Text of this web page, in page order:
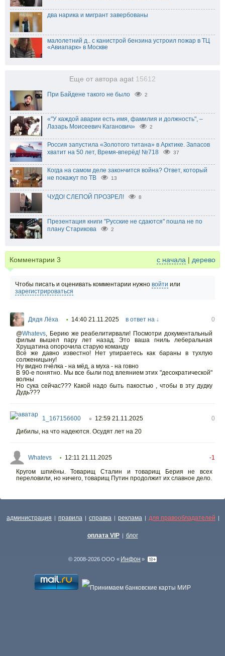
два нарика и мигрант завербованы
малолетний д.. с канистрой бензина устроил пожар в ТЦ
«Авиапарк» в Москве
Еще от автора agat 15612
При Байдене такого не было 2
«"У каждой аварии есть имя, фамилия и должность", –
Лазарь Моисеевич Каганович»
2
Россия запустила «Золотого титана» в Арктике. Запасов
хватит на 50 лет, Время-вперёд! №718
37
Когда на самом деле закончится война? Ответ, который
не покажут по ТВ
13
ЧУДО! СЛЕПОЙ ПРОЗРЕЛ! 8
Презентация книги "Русские не сдаются" пошла не по
плану Старикова
2
Комментарии 3 с начала | дерево
Чтобы писать и оценивать комментарии нужно войти или
зарегистрироваться
Дядя Лёха • 14:40 21.11.2025 в ответ на ↓
0
@Whatevs
Берию же реабелитирвали! Посмотри документальный
фильм вышел пару лет назад. Это ваша гниль леберальная
Хрущатина опорочила старую команду
Всё же давно известно! Нет упираетесь как бараны в тухлую
солженицыну!
Ну видно пчёлка - на мёд, а муха - на говно
В 90-е понятно. Мы все были под влеянием этих "десократической"
волны
Но сука сейчас??? Какой надо быть пакостью , чтобы в эту дудку
Дудь???
1_167156600 ○ 12:59 21.11.2025
0
Дибилы, на что надеются. Осудят лет на 20
Whatevs • 12:11 21.11.2025
-1
Кругом шпиёны. Товарищ Сталин и товарищ Берия не всех
переловили, но ничего, товарищ Путин продолжит их славное дело.
администрация | правила | справка | реклама | для правообладателей |
оплата VIP | блог
© 2008-2026 ООО « Инфон »